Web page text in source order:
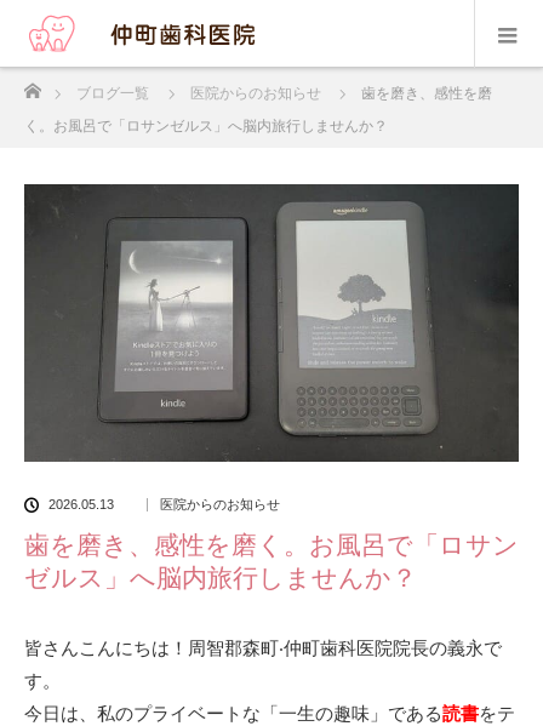
ブログ一覧 医院からのお知らせ
⻭を磨き、感性を磨
く。お⾵呂で「ロサンゼルス」へ脳内旅⾏しませんか？
2026.05.13 医院からのお知らせ
⻭を磨き、感性を磨く。お⾵呂で「ロサン
ゼルス」へ脳内旅⾏しませんか？
皆さんこんにちは！周智郡森町‧仲町⻭科医院院⻑の義永で
す。
今⽇は、私のプライベートな「⼀⽣の趣味」である読書をテ